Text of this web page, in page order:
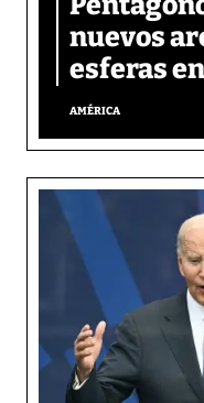
nuevos
esferas
AMÉRICA